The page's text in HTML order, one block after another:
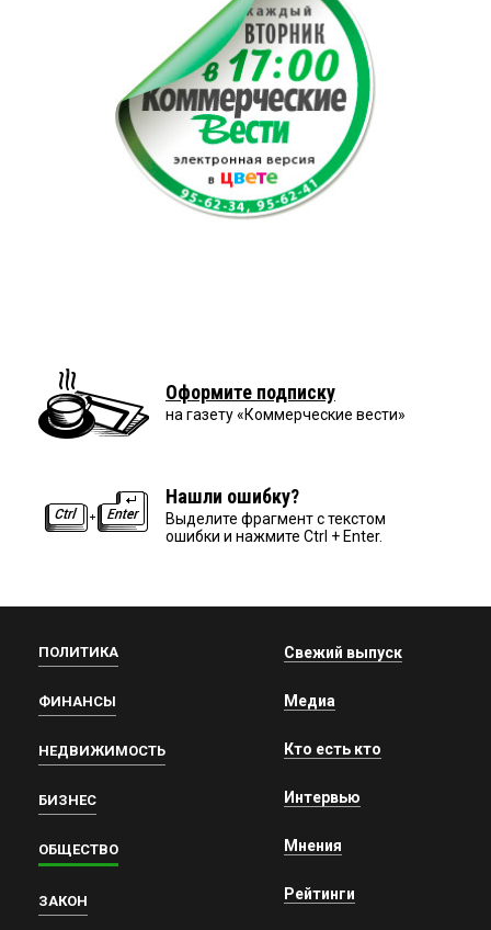
Оформите подписку
на газету «Коммерческие вести»
Нашли ошибку?
Выделите фрагмент с текстом
ошибки и нажмите Ctrl + Enter.
ПОЛИТИКА
ФИНАНСЫ
НЕДВИЖИМОСТЬ
БИЗНЕС
ОБЩЕСТВО
ЗАКОН
Свежий выпуск
Медиа
Кто есть кто
Интервью
Мнения
Рейтинги